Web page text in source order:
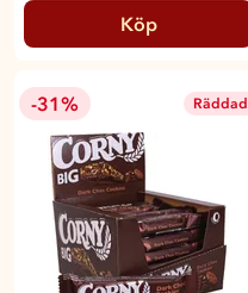
Köp
-31% Räddad